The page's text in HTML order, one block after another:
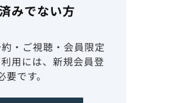
みでない方
・ご視聴・会員限定
用には、新規会員登
要です。